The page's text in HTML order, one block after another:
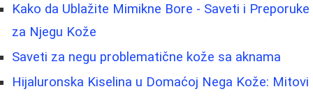
Kako da Ublažite Mimikne Bore - Saveti i Preporuke
za Njegu Kože
Saveti za negu problematične kože sa aknama
Hijaluronska Kiselina u Domaćoj Nega Kože: Mitovi